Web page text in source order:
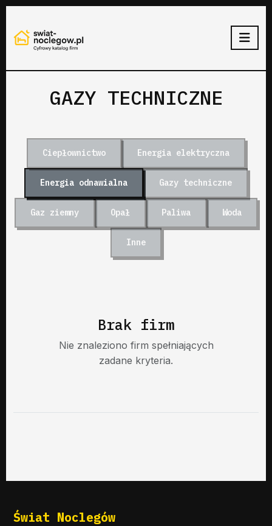
GAZY TECHNICZNE
Ciepłownictwo Energia elektryczna
Energia odnawialna Gazy techniczne
Gaz ziemny Opał Paliwa Woda
Inne
Brak firm
Nie znaleziono firm spełniających
zadane kryteria.
Świat Noclegów